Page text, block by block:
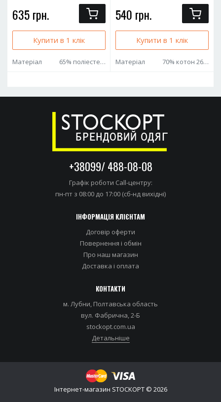
635 грн.
Купити в 1 клік
Матеріал 65% поліестер 35% котон
540 грн.
Купити в 1 клік
Матеріал 70% котон 26% поліестер 2% віскоза 2% еластан
+38099/ 488-08-08
Графік роботи Call-центру:
пн-пт з 08:00 до 17:00 (сб-нд вихідні)
ІНФОРМАЦІЯ КЛІЄНТАМ
Договір оферти
Повернення і обмін
Про наш магазин
Доставка i оплата
КОНТАКТИ
м. Лубни, Полтавська область
вул. Фабрична, 2-Б
stockopt.com.ua
Детальніше
Iнтернет-магазин STOCKOPT © 2026